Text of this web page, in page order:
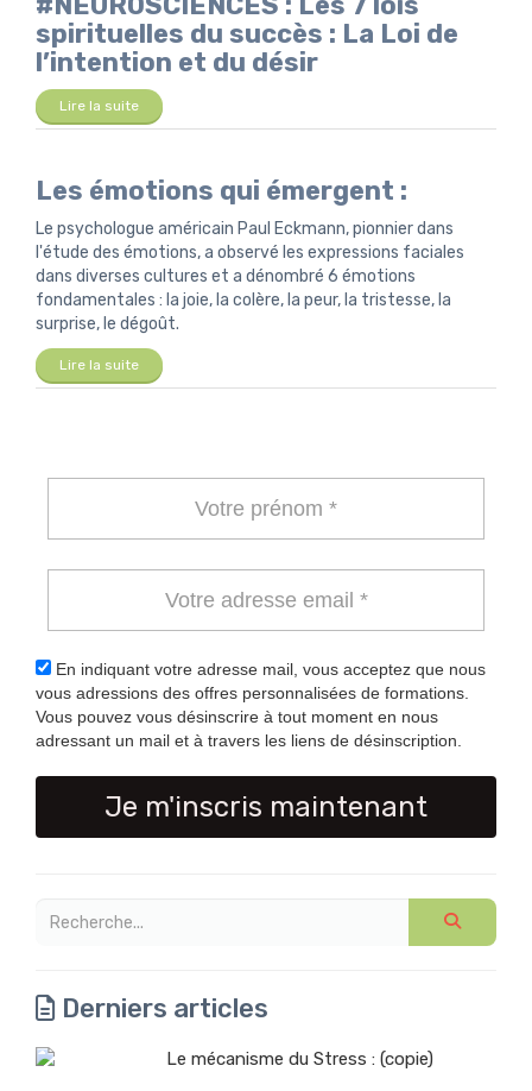
spirituelles du succès : La Loi de
l’intention et du désir
Lire la suite
Les émotions qui émergent :
Le psychologue américain Paul Eckmann, pionnier dans
l'étude des émotions, a observé les expressions faciales
dans diverses cultures et a dénombré 6 émotions
fondamentales : la joie, la colère, la peur, la tristesse, la
surprise, le dégoût.
Lire la suite
En indiquant votre adresse mail, vous acceptez que nous
vous adressions des offres personnalisées de formations.
Vous pouvez vous désinscrire à tout moment en nous
adressant un mail et à travers les liens de désinscription.
Je m'inscris maintenant
Derniers articles
Le mécanisme du Stress : (copie)